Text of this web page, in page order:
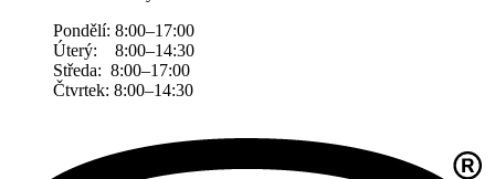
Pondělí: 8:00–17:00
Úterý: 8:00–14:30
Středa: 8:00–17:00
Čtvrtek: 8:00–14:30